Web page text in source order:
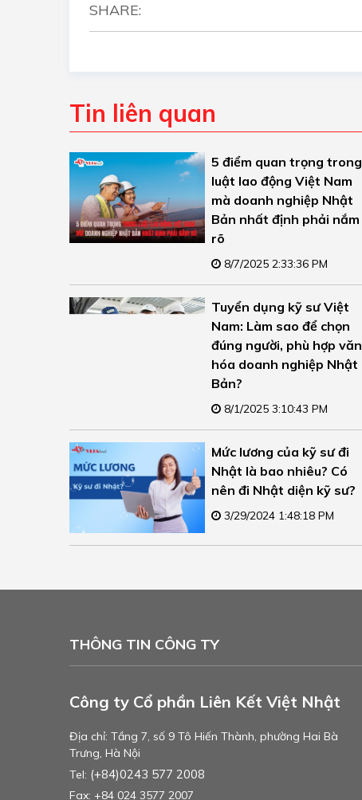
SHARE:
Tin liên quan
5 điểm quan trọng trong
luật lao động Việt Nam
mà doanh nghiệp Nhật
Bản nhất định phải nắm
rõ
8/7/2025 2:33:36 PM
Tuyển dụng kỹ sư Việt
Nam: Làm sao để chọn
đúng người, phù hợp văn
hóa doanh nghiệp Nhật
Bản?
8/1/2025 3:10:43 PM
Mức lương của kỹ sư đi
Nhật là bao nhiêu? Có
nên đi Nhật diện kỹ sư?
3/29/2024 1:48:18 PM
THÔNG TIN CÔNG TY
Công ty Cổ phần Liên Kết Việt Nhật
Địa chỉ: Tầng 7, số 9 Tô Hiến Thành, phường Hai Bà
Trưng, Hà Nội
Tel: (+84)0243 577 2008
Fax: +84 024 3577 2007